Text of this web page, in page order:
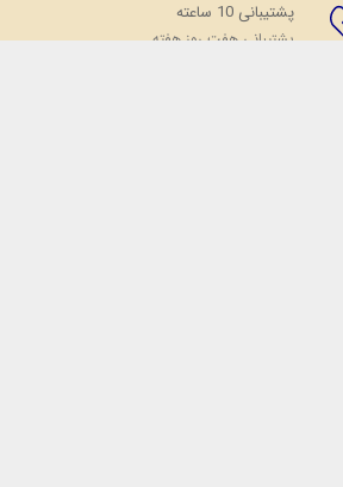
پشتیبانی 10 ساعته
پشتیبانی هفت روز هفته